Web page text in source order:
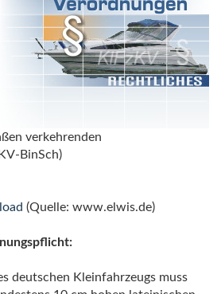
verkehrenden
BinSch)
(Quelle: www.elwis.de)
deutschen Kleinfahrzeugs muss